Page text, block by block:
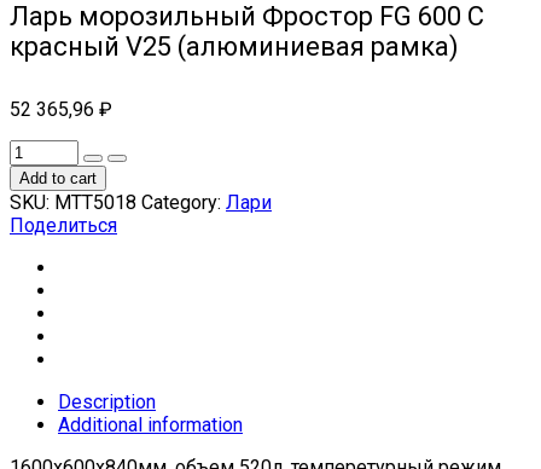
Ларь морозильный Фростор FG 600 С
красный V25 (алюминиевая рамка)
52 365,96 ₽
Add to cart
SKU: МТТ5018 Category: Лари
Поделиться
Description
Additional information